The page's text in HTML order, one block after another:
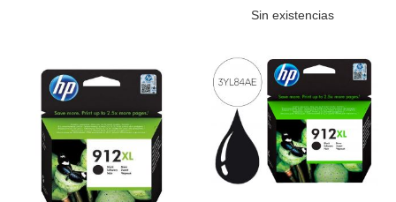
Sin existencias